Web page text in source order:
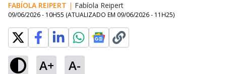
FABÍOLA REIPERT | Fabíola Reipert
09/06/2026 - 10H55 (ATUALIZADO EM 09/06/2026 - 11H25)
A+ A-